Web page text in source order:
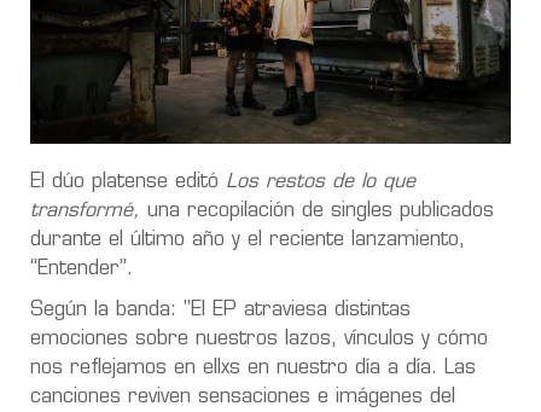
El dúo platense editó Los restos de lo que
transformé, una recopilación de singles publicados
durante el último año y el reciente lanzamiento,
“Entender”.
Según la banda: "El EP atraviesa distintas
emociones sobre nuestros lazos, vínculos y cómo
nos reflejamos en ellxs en nuestro día a día. Las
canciones reviven sensaciones e imágenes del